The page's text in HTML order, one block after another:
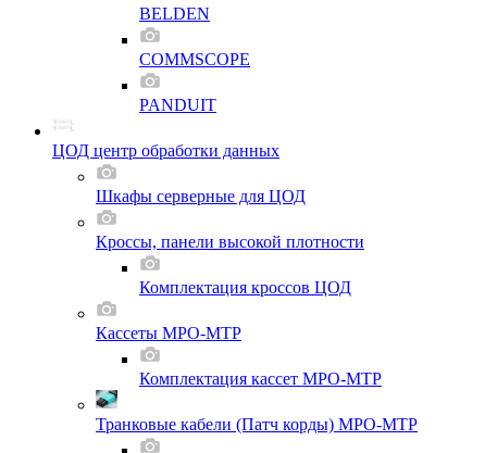
BELDEN
COMMSCOPE
PANDUIT
ЦОД центр обработки данных
Шкафы серверные для ЦОД
Кроссы, панели высокой плотности
Комплектация кроссов ЦОД
Кассеты MPO-MTP
Комплектация кассет MPO-MTP
Транковые кабели (Патч корды) MPO-MTP